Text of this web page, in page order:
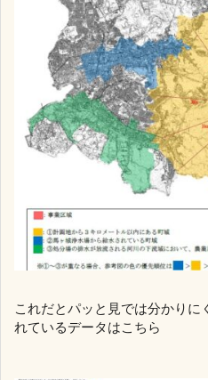
これだとパッと見では分かりに
れているデータはこちら